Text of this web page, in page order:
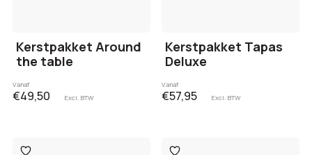
Kerstpakket Around
the table
Vanaf
€49,50 Excl. BTW
Kerstpakket Tapas
Deluxe
Vanaf
€57,95 Excl. BTW
Toevoegen Toevoegen